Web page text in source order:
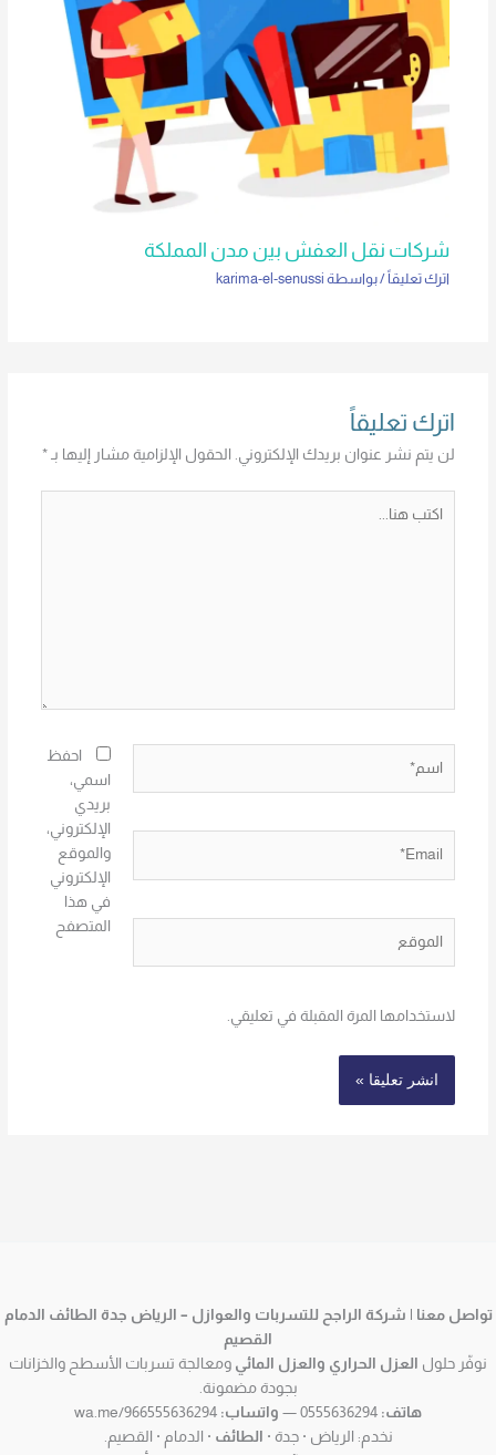
شركات نقل العفش بين مدن المملكة
اترك تعليقاً/ بواسطة karima-el-senussi
اترك تعليقاً
لن يتم نشر عنوان بريدك الإلكتروني. الحقول الإلزامية مشار إليها بـ *
هنا...
احفظ
اسمي،
بريدي
الإلكتروني،
والموقع
الإلكتروني
في هذا
المتصفح
لاستخدامها المرة المقبلة في تعليقي.
تواصل معنا | شركة الراجح للتسربات والعوازل – الرياض جدة الطائف الدمام
القصيم
نوفّر حلول العزل الحراري والعزل المائي ومعالجة تسربات الأسطح والخزانات
بجودة مضمونة.
هاتف:
واتساب:
نخدم: الرياض · جدة · الطائف · الدمام · القصيم.